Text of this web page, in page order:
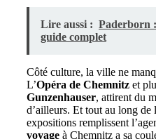
Lire aussi : Paderborn
guide complet
Côté culture, la ville ne
L’Opéra de Chemnitz et
Gunzenhauser, attirent du
d’ailleurs. Et tout au long de
expositions remplissent
voyage à Chemnitz a sa